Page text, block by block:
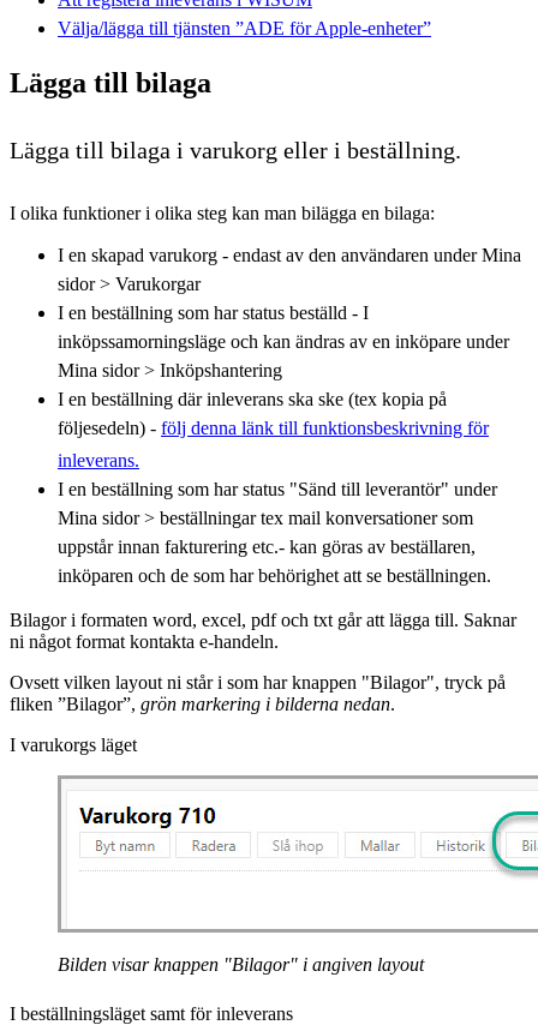
Välja/lägga till tjänsten ”ADE för Apple-enheter”
Lägga till bilaga
Lägga till bilaga i varukorg eller i beställning.
I olika funktioner i olika steg kan man bilägga en bilaga:
I en skapad varukorg - endast av den användaren under Mina
sidor > Varukorgar
I en beställning som har status beställd - I
inköpssamorningsläge och kan ändras av en inköpare under
Mina sidor > Inköpshantering
I en beställning där inleverans ska ske (tex kopia på
följesedeln) - följ denna länk till funktionsbeskrivning för
inleverans.
I en beställning som har status "Sänd till leverantör" under
Mina sidor > beställningar tex mail konversationer som
uppstår innan fakturering etc.- kan göras av beställaren,
inköparen och de som har behörighet att se beställningen.
Bilagor i formaten word, excel, pdf och txt går att lägga till. Saknar
ni något format kontakta e-handeln.
Ovsett vilken layout ni står i som har knappen "Bilagor", tryck på
fliken ”Bilagor”, grön markering i bilderna nedan.
I varukorgs läget
Bilden visar knappen "Bilagor" i angiven layout
I beställningsläget samt för inleverans